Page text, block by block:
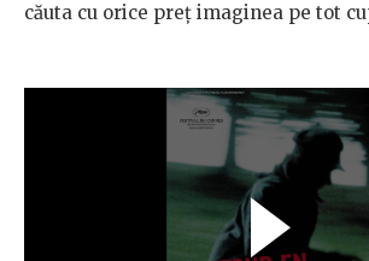
căuta cu orice preț imaginea pe tot